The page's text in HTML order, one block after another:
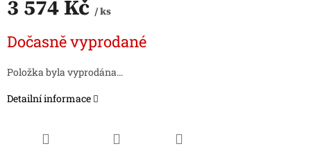
3 574 Kč / ks
cena:
Dočasně vyprodané
Položka byla vyprodána…
Detailní informace